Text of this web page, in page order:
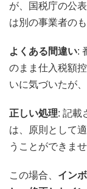
が、国税庁の公
は別の事業者の
よくある間違い:
のまま仕入税額
いに気づいたが
正しい処理: 記載
は、原則として
うことができませ
この場合、 イン